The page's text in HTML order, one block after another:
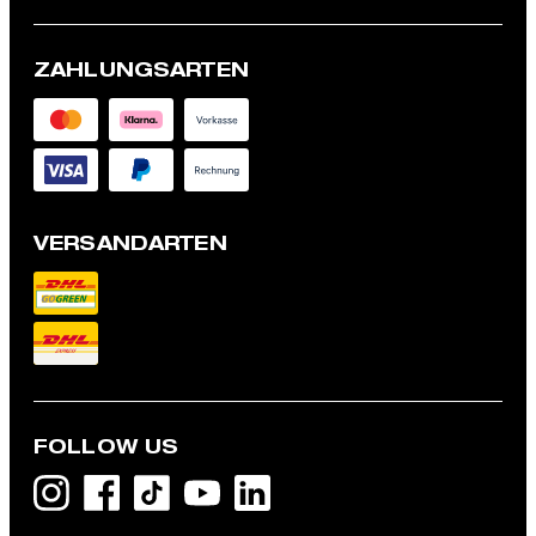
ZAHLUNGSARTEN
VERSANDARTEN
FOLLOW US